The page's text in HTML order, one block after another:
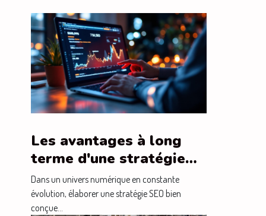
Les avantages à long
terme d'une stratégie
SEO bien conçue
Dans un univers numérique en constante
évolution, élaborer une stratégie SEO bien
conçue...